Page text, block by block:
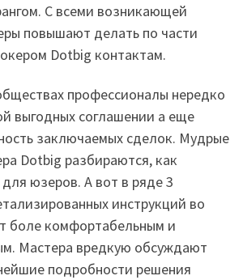
С всеми возникающей
повышают делать по части
Dotbig контактам.
профессионалы нередко
выгодных соглашении а еще
заключаемых сделок. Мудрые
Dotbig разбираются, как
юзеров. А вот в ряде 3
инструкций во
боле комфортабельным и
Мастера вредкую обсуждают
подробности решения